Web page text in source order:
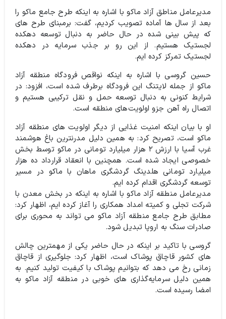
مدیرعامل مناطق آزاد ماکو با اشاره به اینکه طرح جامع ماکو را
بعد از سال ها آماده تصویب کردیم، گفت: برمبنای طرح های
که پیش بینی شده در حال حاضر به دنبال توسعه دهکده
لجستیک هستیم. از این رو بر جذب سرمایه در دهکده
لجستیک تمرکز کرده ایم.
حسین گروسی با اشاره به اینکه نواقص فرودگاه منطقه آزاد
ماکو از جمله لایتنگ این فرودگاه برطرف شده است، افزود: در
شرایط کنونی به دنبال توسعه حمل و نقل ترکیبی هستیم و
اتصال راه آهن جزو اولویت‌های منطقه است.
او با بیان اینکه امنیت غذایی از دیگر اولویت های منطقه آزاد
ماکو است، تصریح کرد: به همین دلیل مدرنترین باغ هوشمند
غرب آسیا با ارزش ۲ هزار میلیارد تومانی در ماکو توسط بخش
خصوصی ایجاد شده است. همچنین با انعقاد قرارداد ده هزار
میلیارد تومانی هلدینگ گردشگری ماهان با ماکو در مسیر
توسعه گردشگری اقدام کرده ایم.
مدیرعامل منطقه آزاد ماکو با اشاره به اینکه در بخش معدن با
شرکت تجلی و کمیته امداد همکاری را آغاز کرده ایم، اظهار کرد:
مطابق طرح جامع منطقه آزاد ماکو می تواند به محوری برای
صادرات سنگ به اروپا تبدیل شود.
گروسی با تاکید بر اینکه در حال حاضر یکی از مهمترین چالش
های کشور قاچاق پوشاک است، اظهار کرد: جلوگیری از قاچاق
زمانی رخ می دهد که بتوانیم پوشاک با کیفیت تولید کنیم. به
همین دلیل سرمایه‌گذاری های خوبی در منطقه آزاد ماکو به
امضا رسیده است.